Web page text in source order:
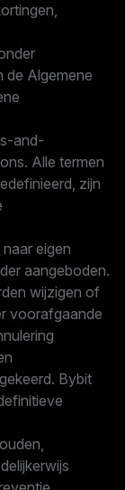
Algemene
and-
Alle termen
zijn
eigen
aangeboden.
wijzigen of
voorafgaande
Bybit